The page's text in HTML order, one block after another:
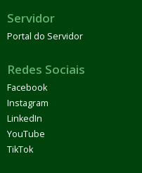
Servidor
Portal do Servidor
Redes Sociais
Facebook
Instagram
LinkedIn
YouTube
TikTok